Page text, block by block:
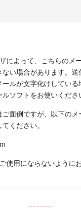
によって、こちらのメ
ない場合があります。
ルが文字化けしてい
ソフトをお使いくださ
ご面倒ですが、以下のメ
ください。
使用にならないように